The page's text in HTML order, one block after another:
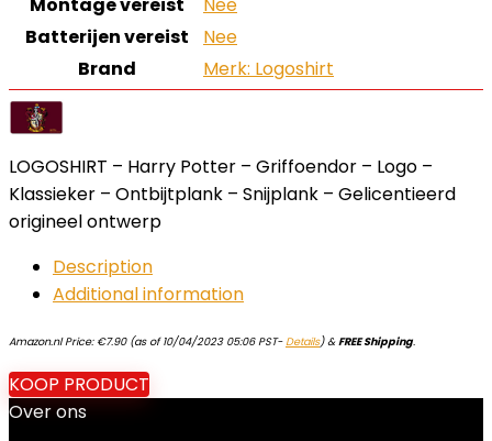
Batterijen vereist
‎Nee
Brand
Merk: Logoshirt
LOGOSHIRT – Harry Potter – Griffoendor – Logo –
Klassieker – Ontbijtplank – Snijplank – Gelicentieerd
origineel ontwerp
Description
Additional information
Amazon.nl Price: €7.90(as of 10/04/2023 05:06 PST-Details)&FREE Shipping.
KOOP PRODUCT
Over ons